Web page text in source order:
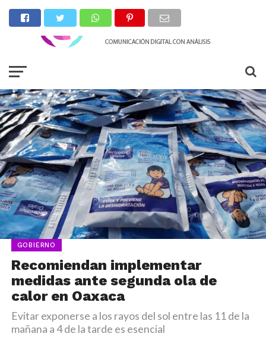
GOBIERNO
Recomiendan implementar
medidas ante segunda ola de
calor en Oaxaca
Evitar exponerse a los rayos del sol entre las 11 de la
mañana a 4 de la tarde es esencial